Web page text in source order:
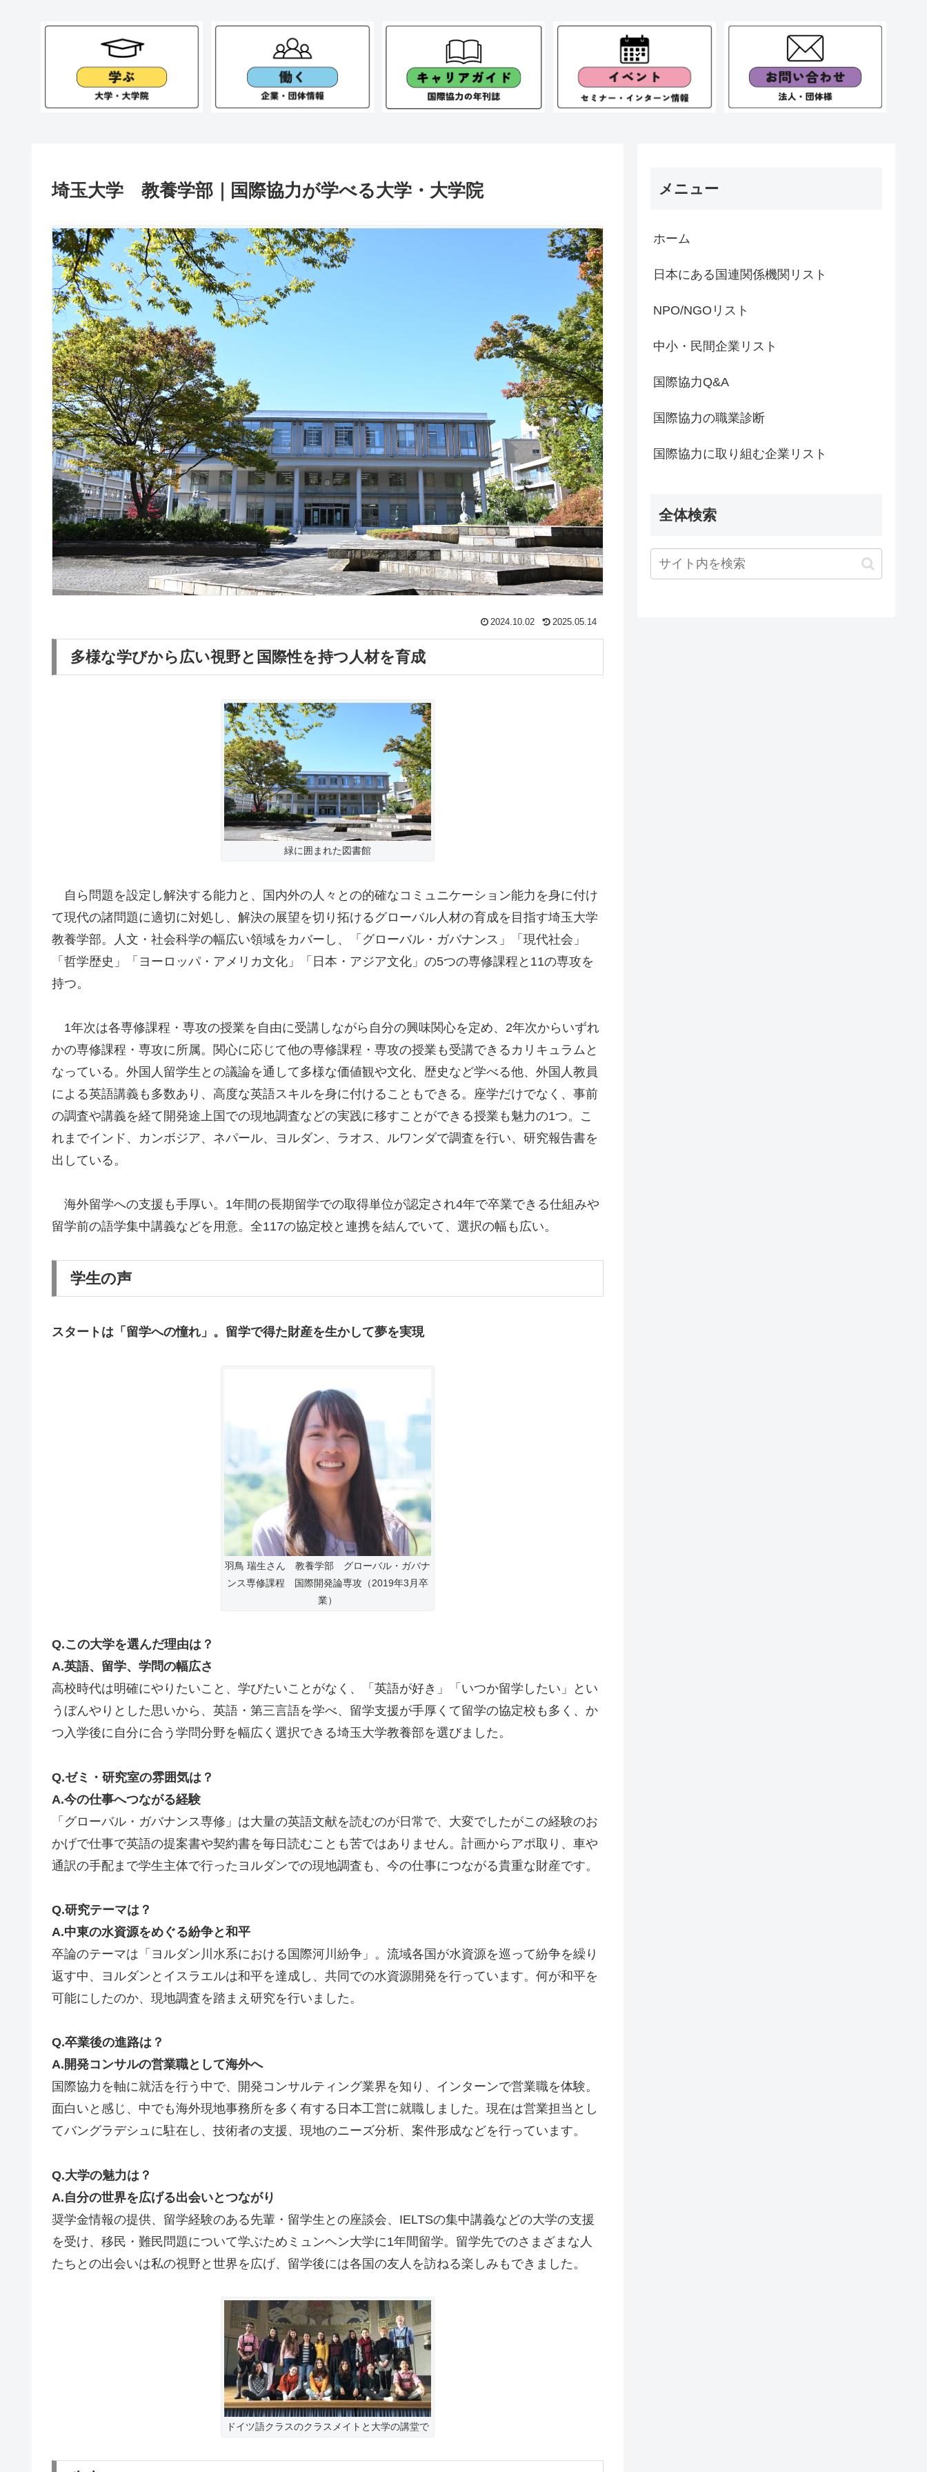
埼玉大学 教養学部｜国際協力が学べる大学・大学院
2024.10.02 2025.05.14
多様な学びから広い視野と国際性を持つ人材を育成
緑に囲まれた図書館
自ら問題を設定し解決する能力と、国内外の人々との的確なコミュニケーション能力を身に付け
て現代の諸問題に適切に対処し、解決の展望を切り拓けるグローバル人材の育成を目指す埼玉大学
教養学部。人文・社会科学の幅広い領域をカバーし、「グローバル・ガバナンス」「現代社会」
「哲学歴史」「ヨーロッパ・アメリカ文化」「日本・アジア文化」の5つの専修課程と11の専攻を
持つ。
1年次は各専修課程・専攻の授業を自由に受講しながら自分の興味関心を定め、2年次からいずれ
かの専修課程・専攻に所属。関心に応じて他の専修課程・専攻の授業も受講できるカリキュラムと
なっている。外国人留学生との議論を通して多様な価値観や文化、歴史など学べる他、外国人教員
による英語講義も多数あり、高度な英語スキルを身に付けることもできる。座学だけでなく、事前
の調査や講義を経て開発途上国での現地調査などの実践に移すことができる授業も魅力の1つ。こ
れまでインド、カンボジア、ネパール、ヨルダン、ラオス、ルワンダで調査を行い、研究報告書を
出している。
海外留学への支援も手厚い。1年間の長期留学での取得単位が認定され4年で卒業できる仕組みや
留学前の語学集中講義などを用意。全117の協定校と連携を結んでいて、選択の幅も広い。
学生の声
スタートは「留学への憧れ」。留学で得た財産を生かして夢を実現
羽鳥 瑞生さん 教養学部 グローバル・ガバナ
ンス専修課程 国際開発論専攻（2019年3月卒
業）
Q.この大学を選んだ理由は？
A.英語、留学、学問の幅広さ
高校時代は明確にやりたいこと、学びたいことがなく、「英語が好き」「いつか留学したい」とい
うぼんやりとした思いから、英語・第三言語を学べ、留学支援が手厚くて留学の協定校も多く、か
つ入学後に自分に合う学問分野を幅広く選択できる埼玉大学教養部を選びました。
Q.ゼミ・研究室の雰囲気は？
A.今の仕事へつながる経験
「グローバル・ガバナンス専修」は大量の英語文献を読むのが日常で、大変でしたがこの経験のお
かげで仕事で英語の提案書や契約書を毎日読むことも苦ではありません。計画からアポ取り、車や
通訳の手配まで学生主体で行ったヨルダンでの現地調査も、今の仕事につながる貴重な財産です。
Q.研究テーマは？
A.中東の水資源をめぐる紛争と和平
卒論のテーマは「ヨルダン川水系における国際河川紛争」。流域各国が水資源を巡って紛争を繰り
返す中、ヨルダンとイスラエルは和平を達成し、共同での水資源開発を行っています。何が和平を
可能にしたのか、現地調査を踏まえ研究を行いました。
Q.卒業後の進路は？
A.開発コンサルの営業職として海外へ
国際協力を軸に就活を行う中で、開発コンサルティング業界を知り、インターンで営業職を体験。
面白いと感じ、中でも海外現地事務所を多く有する日本工営に就職しました。現在は営業担当とし
てバングラデシュに駐在し、技術者の支援、現地のニーズ分析、案件形成などを行っています。
Q.大学の魅力は？
A.自分の世界を広げる出会いとつながり
奨学金情報の提供、留学経験のある先輩・留学生との座談会、IELTSの集中講義などの大学の支援
を受け、移民・難民問題について学ぶためミュンヘン大学に1年間留学。留学先でのさまざまな人
たちとの出会いは私の視野と世界を広げ、留学後には各国の友人を訪ねる楽しみもできました。
ドイツ語クラスのクラスメイトと大学の講堂で
メニュー
ホーム
日本にある国連関係機関リスト
NPO/NGOリスト
中小・民間企業リスト
国際協力Q&A
国際協力の職業診断
国際協力に取り組む企業リスト
全体検索